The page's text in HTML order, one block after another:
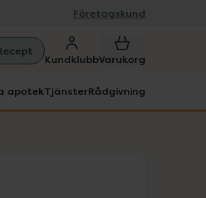
Företagskund
KundklubbVarukorg
apotekTjänsterRådgivning